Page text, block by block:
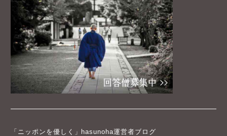
「ニッポンを優しく」hasunoha運営者ブログ